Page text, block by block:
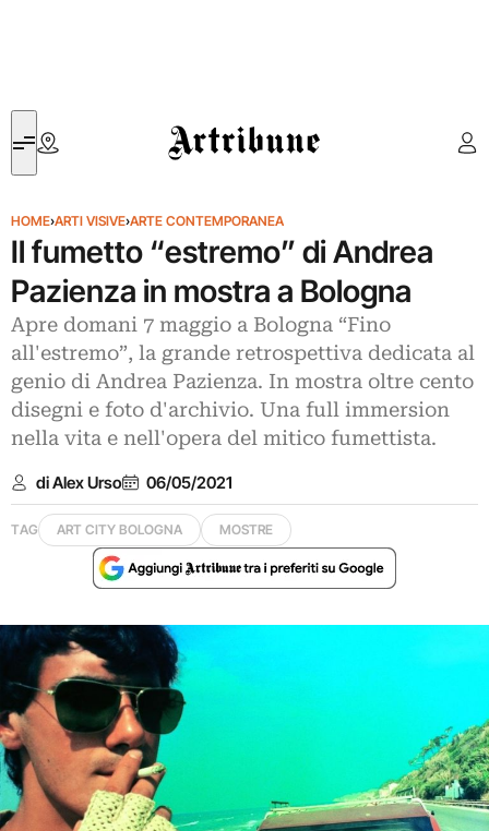
Artribune
HOME›ARTI VISIVE›ARTE CONTEMPORANEA
Il fumetto “estremo” di Andrea
Pazienza in mostra a Bologna
Apre domani 7 maggio a Bologna “Fino
all'estremo”, la grande retrospettiva dedicata al
genio di Andrea Pazienza. In mostra oltre cento
disegni e foto d'archivio. Una full immersion
nella vita e nell'opera del mitico fumettista.
di Alex Urso 06/05/2021
TAG ART CITY BOLOGNA MOSTRE